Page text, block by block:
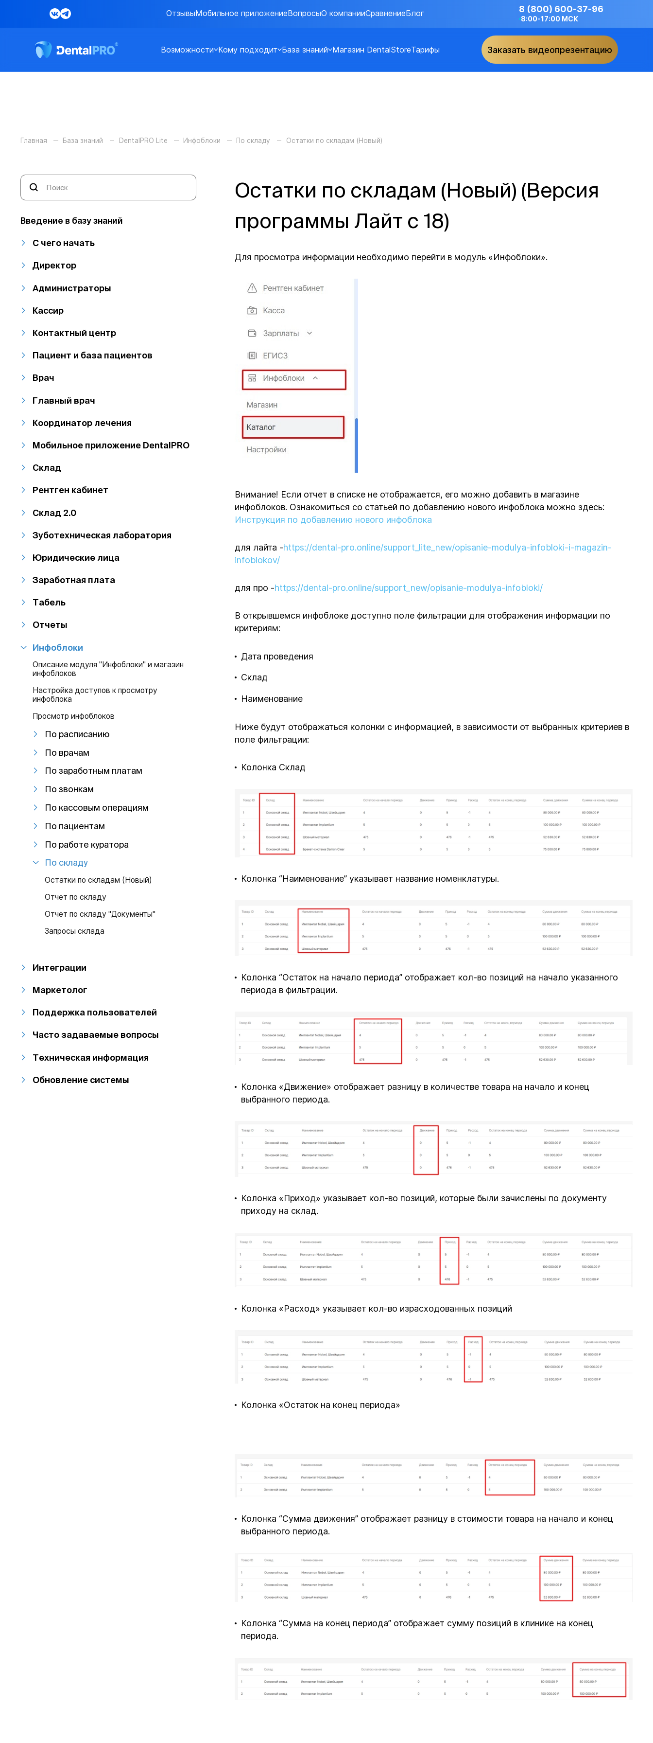
ОтзывыМобильное приложениеВопросыО компанииСравнениеБлог 8 (800) 600-37-96
8:00-17:00 МСК
Возможности Кому подходит База знаний Магазин DentalStoreТарифы Заказать видеопрезентацию
Главная База знаний DentalPRO Lite Инфоблоки По складу Остатки по складам (Новый)
Введение в базу знаний
С чего начать
Директор
Администраторы
Кассир
Контактный центр
Пациент и база пациентов
Врач
Главный врач
Координатор лечения
Мобильное приложение DentalPRO
Склад
Рентген кабинет
Склад 2.0
Зуботехническая лаборатория
Юридические лица
Заработная плата
Табель
Отчеты
Инфоблоки
Описание модуля "Инфоблоки" и магазин
инфоблоков
Настройка доступов к просмотру
инфоблока
Просмотр инфоблоков
По расписанию
По врачам
По заработным платам
По звонкам
По кассовым операциям
По пациентам
По работе куратора
По складу
Остатки по складам (Новый)
Отчет по складу
Отчет по складу "Документы"
Запросы склада
Интеграции
Маркетолог
Поддержка пользователей
Часто задаваемые вопросы
Техническая информация
Обновление системы
Остатки по складам (Новый) (Версия
программы Лайт с 18)
Для просмотра информации необходимо перейти в модуль «Инфоблоки».
Внимание! Если отчет в списке не отображается, его можно добавить в магазине
инфоблоков. Ознакомиться со статьей по добавлению нового инфоблока можно здесь:
Инструкция по добавлению нового инфоблока
для лайта -https://dental-pro.online/support_lite_new/opisanie-modulya-infobloki-i-magazin-
infoblokov/
для про -https://dental-pro.online/support_new/opisanie-modulya-infobloki/
В открывшемся инфоблоке доступно поле фильтрации для отображения информации по
критериям:
Дата проведения
Склад
Наименование
Ниже будут отображаться колонки с информацией, в зависимости от выбранных критериев в
поле фильтрации:
Колонка Склад
Колонка “Наименование” указывает название номенклатуры.
Колонка “Остаток на начало периода” отображает кол-во позиций на начало указанного
периода в фильтрации.
Колонка «Движение» отображает разницу в количестве товара на начало и конец
выбранного периода.
Колонка «Приход» указывает кол-во позиций, которые были зачислены по документу
приходу на склад.
Колонка «Расход» указывает кол-во израсходованных позиций
Колонка «Остаток на конец периода»
Колонка “Сумма движения” отображает разницу в стоимости товара на начало и конец
выбранного периода.
Колонка “Сумма на конец периода” отображает сумму позиций в клинике на конец
периода.